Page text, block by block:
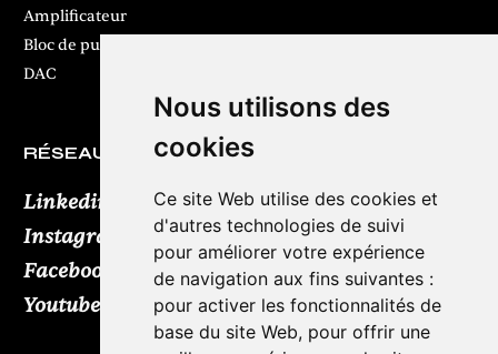
Nous utilisons des
cookies
Ce site Web utilise des cookies et
d'autres technologies de suivi
pour améliorer votre expérience
de navigation aux fins suivantes :
pour activer les fonctionnalités de
base du site Web, pour offrir une
Amplificateur
Bloc de puissance
DAC
RÉSEAUX SOCIAUX
Linkedin
Instagram
Facebook
Youtube TikTok